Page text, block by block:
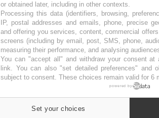
or obtained later, including in other contexts.
Processing this data (identifiers, browsing,
IP, postal addresses and emails, phone, precise
and offering you services, content, commercial
screens (including by email, post, SMS, phone,
measuring their performance, and analysing
You can "accept all" and withdraw your consent
link. You can also "set detailed preferences" and
subject to consent. These choices remain valid for 6
powered by
Set your choices